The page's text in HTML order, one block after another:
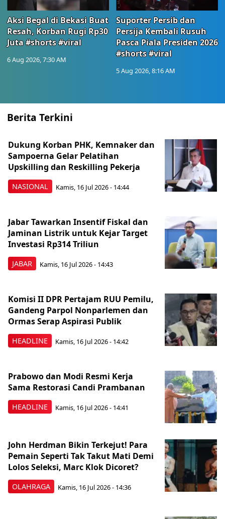
Aksi Begal di Bekasi Buat
Resah, Korban Rugi Rp30
Juta #shorts #viral
6 Aug 2026, 7:30 AM
Suporter Persib dan
Persija Kembali Rusuh
Pasca Piala Presiden 2026
#shorts #viral
5 Aug 2026, 8:16 AM
Berita Terkini
NASIONAL
Dukung Korban PHK, Kemnaker dan
Sampoerna Gelar Pelatihan
Upskilling dan Reskilling Pekerja
Kamis, 16 Jul 2026 - 14:44
JABAR
Jabar Tawarkan Insentif Fiskal dan
Jaminan Listrik untuk Kejar Target
Investasi Rp314 Triliun
Kamis, 16 Jul 2026 - 14:43
HEADLINE
Komisi II DPR Pertajam RUU Pemilu,
Gandeng Parpol Nonparlemen dan
Ormas Serap Aspirasi Publik
Kamis, 16 Jul 2026 - 14:42
HEADLINE
Prabowo dan Modi Resmi Kerja
Sama Restorasi Candi Prambanan
Kamis, 16 Jul 2026 - 14:41
OLAHRAGA
John Herdman Bikin Terkejut! Para
Pemain Seperti Tak Takut Mati Demi
Lolos Seleksi, Marc Klok Dicoret?
Kamis, 16 Jul 2026 - 14:36